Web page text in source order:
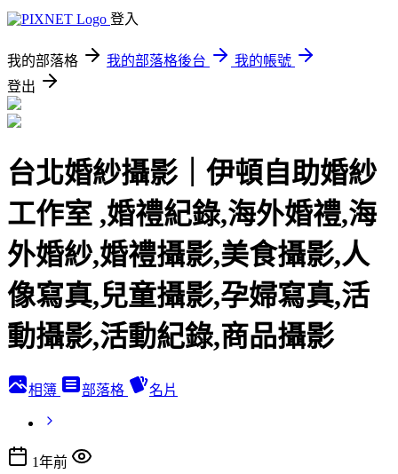
登入
我的部落格 我的部落格後台
我的帳號
登出
台北婚紗攝影｜伊頓自助婚紗
工作室 ,婚禮紀錄,海外婚禮,海
外婚紗,婚禮攝影,美食攝影,人
像寫真,兒童攝影,孕婦寫真,活
動攝影,活動紀錄,商品攝影
相簿 部落格 名片
1年前